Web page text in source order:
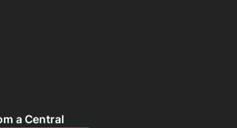
a Central